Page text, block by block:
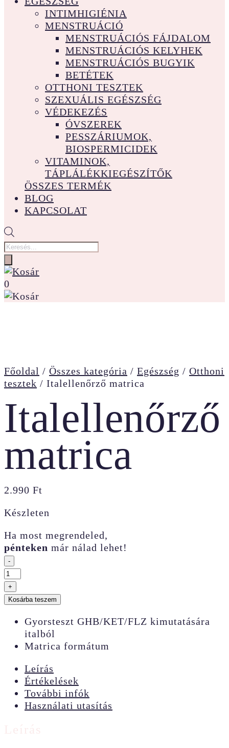
INTIMHIGIÉNIA
MENSTRUÁCIÓ
MENSTRUÁCIÓS FÁJDALOM
MENSTRUÁCIÓS KELYHEK
MENSTRUÁCIÓS BUGYIK
BETÉTEK
OTTHONI TESZTEK
SZEXUÁLIS EGÉSZSÉG
VÉDEKEZÉS
ÓVSZEREK
PESSZÁRIUMOK,
BIOSPERMICIDEK
VITAMINOK,
TÁPLÁLÉKKIEGÉSZÍTŐK
ÖSSZES TERMÉK
BLOG
KAPCSOLAT
Products
search
0
Főoldal / Összes kategória / Egészség / Otthoni
tesztek / Italellenőrző matrica
Italellenőrző
matrica
2.990 Ft
Készleten
Ha most megrendeled,
pénteken már nálad lehet!
-
Italellenőrző
matrica
mennyiség
+
Kosárba teszem
Gyorsteszt GHB/KET/FLZ kimutatására
italból
Matrica formátum
Leírás
Értékelések
További infók
Használati utasítás